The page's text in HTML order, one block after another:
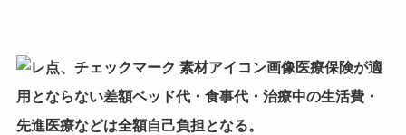
医療保険が適
用とならない差額ベッド代・食事代・治療中の生活費・
先進医療などは全額自己負担となる。